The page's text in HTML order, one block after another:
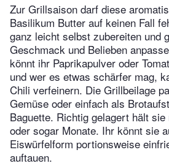
Zur Grillsaison darf diese
Basilikum Butter auf keinen Fall
ganz leicht selbst zubereiten und
Geschmack und Belieben
könnt ihr Paprikapulver oder
und wer es etwas schärfer mag,
Chili verfeinern. Die Grillbeilage
Gemüse oder einfach als
Baguette. Richtig gelagert hält
oder sogar Monate. Ihr könnt sie
Eiswürfelform portionsweise
auftauen.